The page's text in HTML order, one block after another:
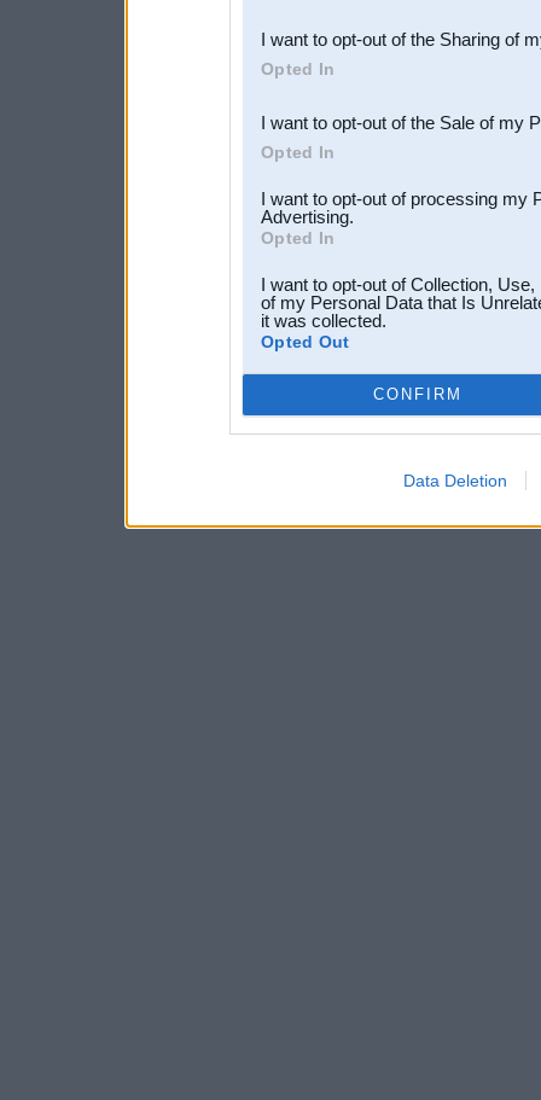
Downstream Participants
third parties.
I want to opt-out of the Sharing of
Opted In
I want to opt-out of the Sale of my
Opted In
I want to opt-out of processing my
Advertising.
Opted In
I want to opt-out of Collection,
of my Personal Data that Is
it was collected.
Opted Out
CONFIRM
Data Deletion